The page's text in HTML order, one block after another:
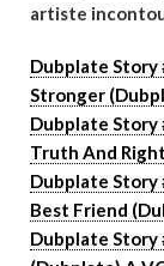
artiste
Dubplate Story
Stronger
Dubplate Story
Truth And
Dubplate Story
Best Friend
Dubplate Story